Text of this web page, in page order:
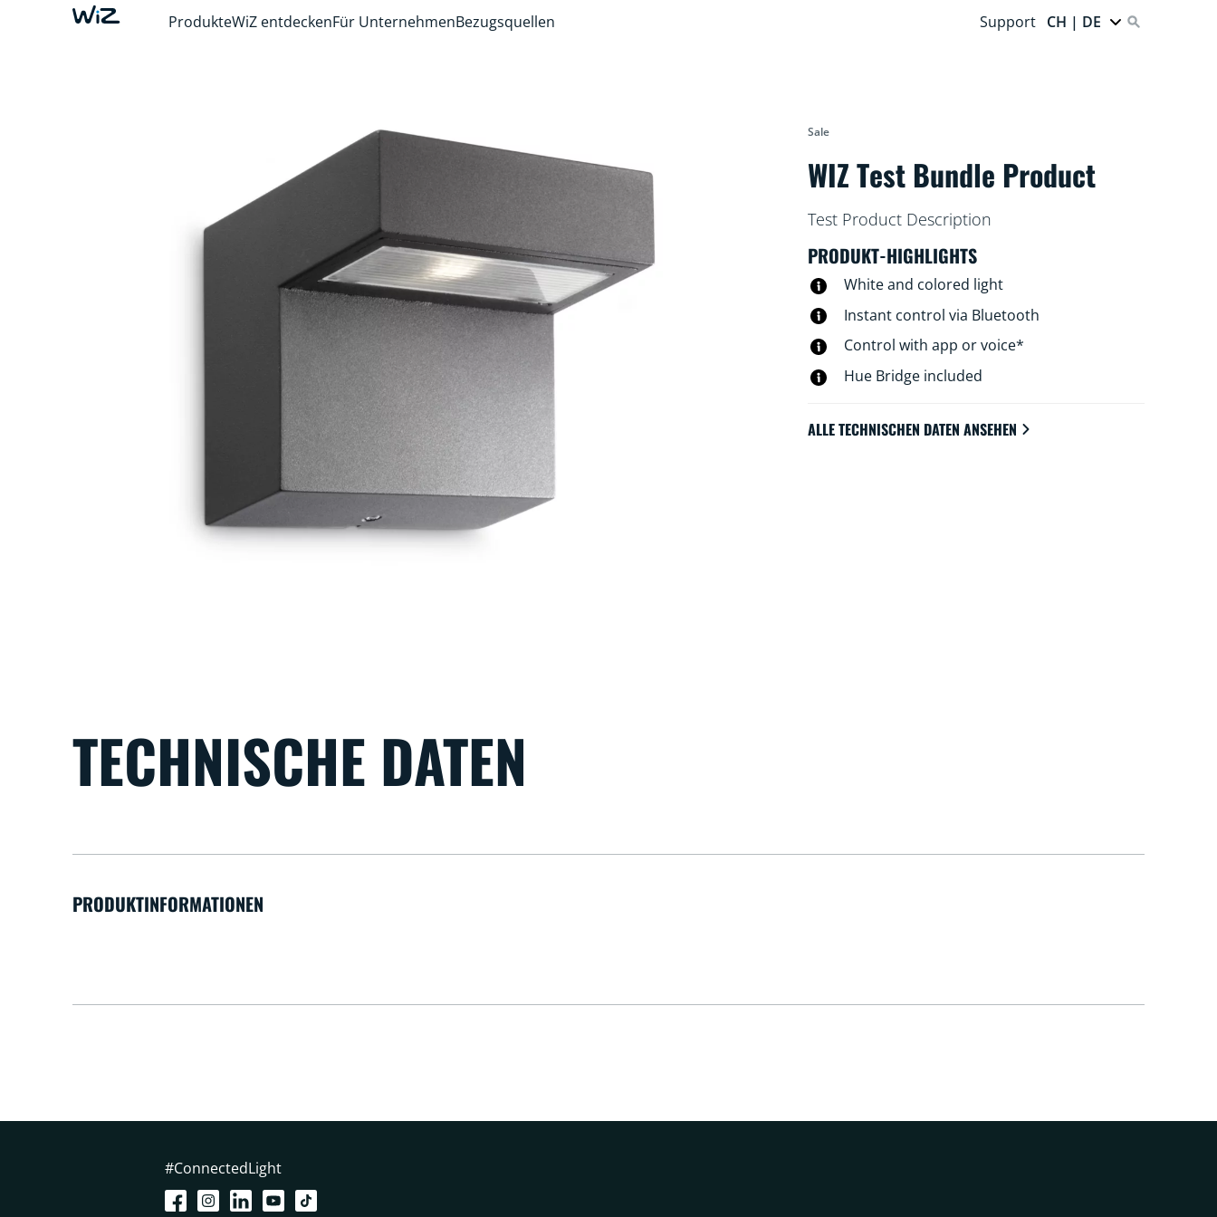
ProdukteWiZ entdeckenFür UnternehmenBezugsquellen Support CH | DE
Sale
WIZ Test Bundle Product
Test Product Description
PRODUKT-HIGHLIGHTS
White and colored light
Instant control via Bluetooth
Control with app or voice*
Hue Bridge included
ALLE TECHNISCHEN DATEN ANSEHEN
TECHNISCHE DATEN
PRODUKTINFORMATIONEN
#ConnectedLight